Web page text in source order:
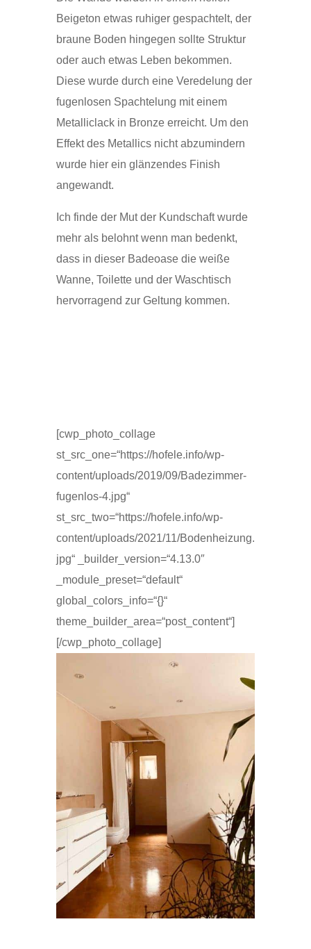
Beigeton etwas ruhiger gespachtelt, der
braune Boden hingegen sollte Struktur
oder auch etwas Leben bekommen.
Diese wurde durch eine Veredelung der
fugenlosen Spachtelung mit einem
Metalliclack in Bronze erreicht. Um den
Effekt des Metallics nicht abzumindern
wurde hier ein glänzendes Finish
angewandt.
Ich finde der Mut der Kundschaft wurde
mehr als belohnt wenn man bedenkt,
dass in dieser Badeoase die weiße
Wanne, Toilette und der Waschtisch
hervorragend zur Geltung kommen.
[cwp_photo_collage
st_src_one=“https://hofele.info/wp-
content/uploads/2019/09/Badezimmer-
fugenlos-4.jpg“
st_src_two=“https://hofele.info/wp-
content/uploads/2021/11/Bodenheizung.
jpg“ _builder_version=“4.13.0″
_module_preset=“default“
global_colors_info=“{}“
theme_builder_area=“post_content“]
[/cwp_photo_collage]